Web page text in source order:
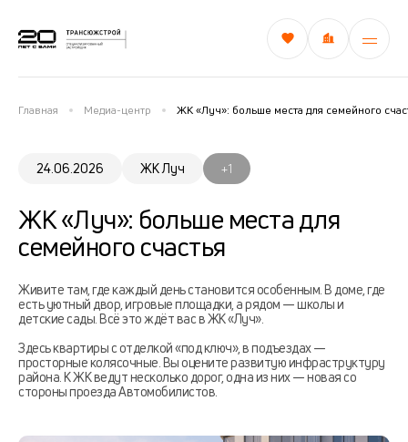
Главная Медиа-центр ЖК «Луч»: больше места для семейного
ЖК «Луч»: больше места для
семейного счастья
24.06.2026 ЖК Луч +1
Живите там, где каждый день становится особенным. В доме, где
есть уютный двор, игровые площадки, а рядом — школы и
детские сады. Всё это ждёт вас в ЖК «Луч».
Здесь квартиры с отделкой «под ключ», в подъездах —
просторные колясочные. Вы оцените развитую инфраструктуру
района. К ЖК ведут несколько дорог, одна из них — новая со
стороны проезда Автомобилистов.